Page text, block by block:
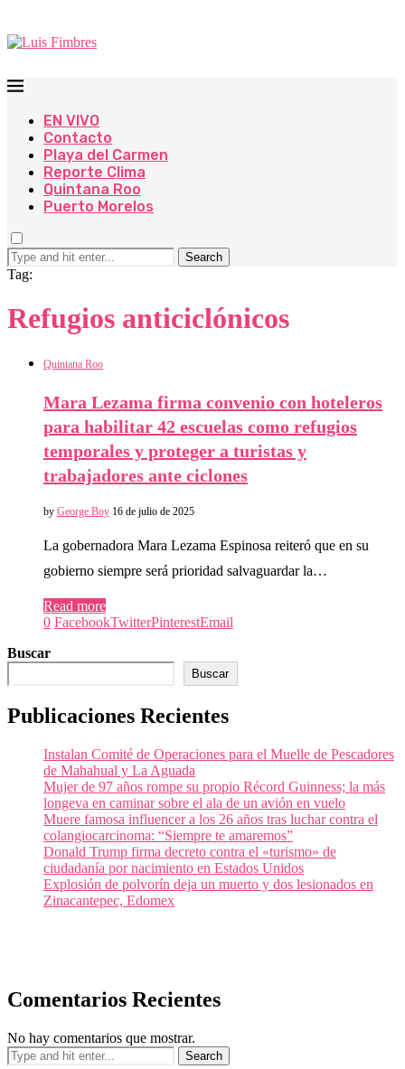
EN VIVO
Contacto
Playa del Carmen
Reporte Clima
Quintana Roo
Puerto Morelos
Search
Tag:
Refugios anticiclónicos
Quintana Roo
Mara Lezama firma convenio con hoteleros
para habilitar 42 escuelas como refugios
temporales y proteger a turistas y
trabajadores ante ciclones
by George Boy 16 de julio de 2025
La gobernadora Mara Lezama Espinosa reiteró que en su
gobierno siempre será prioridad salvaguardar la…
Read more
0 FacebookTwitterPinterestEmail
Buscar
Buscar
Publicaciones Recientes
Instalan Comité de Operaciones para el Muelle de Pescadores
de Mahahual y La Aguada
Mujer de 97 años rompe su propio Récord Guinness; la más
longeva en caminar sobre el ala de un avión en vuelo
Muere famosa influencer a los 26 años tras luchar contra el
colangiocarcinoma: “Siempre te amaremos”
Donald Trump firma decreto contra el «turismo» de
ciudadanía por nacimiento en Estados Unidos
Explosión de polvorín deja un muerto y dos lesionados en
Zinacantepec, Edomex
Comentarios Recientes
No hay comentarios que mostrar.